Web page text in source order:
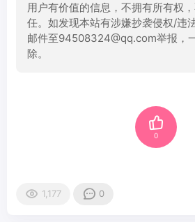
用户有价值的信息，不拥有所有权
任。如发现本站有涉嫌抄袭侵权/违
邮件至94508324@qq.com举报，
除。
0
1,177 0